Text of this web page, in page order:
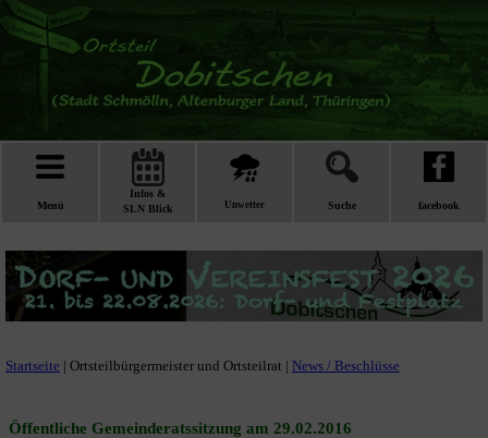
Menü
Infos &
SLN Blick
Unwetter Suche facebook
Startseite | Ortsteilbürgermeister und Ortsteilrat | News / Beschlüsse
Öffentliche Gemeinderatssitzung am 29.02.2016